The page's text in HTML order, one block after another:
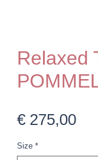
Relaxed
€ 275,00Prijs
Size *